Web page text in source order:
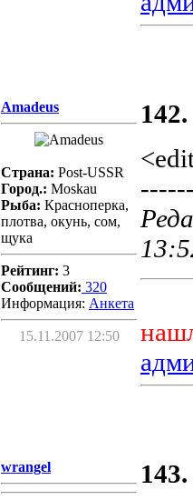
Amadeus
Страна: Post-USSR
Город.: Moskau
Рыба: Красноперка,
плотва, окунь, сом,
щука
Рейтинг: 3
Сообщений: 320
Информация: Aнкета
15.11.2007 12:50
142.
wrangel
143.